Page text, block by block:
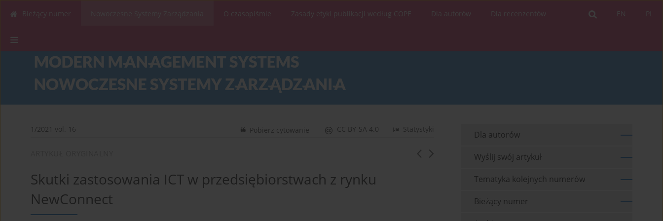
PL
EN
Bieżący numer O czasopiśmie Zasady etyki publikacji według COPE Dla autorów Dla recenzentów
1/2021 vol. 16 Statystyki
CC BY-SA 4.0
Pobierz cytowanie
Skutki zastosowania ICT w przedsiębiorstwach z rynku
NewConnect
Dla autorów
Wyślij swój artykuł
Tematyka kolejnych numerów
Bieżący numer